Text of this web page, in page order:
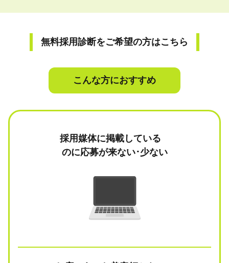
無料採用診断をご希望の方はこちら
こんな方におすすめ
採用媒体に掲載している
のに応募が来ない･少ない